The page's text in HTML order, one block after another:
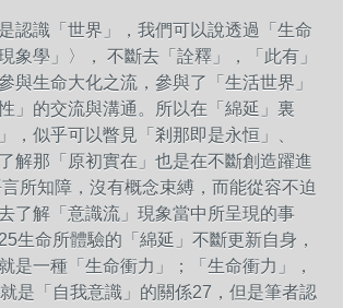
認識「世界」，我們可以說透過「生命
象學」〉， 不斷去「詮釋」，「此有」
與生命大化之流，參與了「生活世界」
」的交流與溝通。所以在「綿延」裏
，似乎可以瞥見「剎那即是永恒」、
解那「原初實在」也是在不斷創造躍進
所知障，沒有概念束縛，而能從容不迫
了解「意識流」現象當中所呈現的事
25生命所體驗的「綿延」不斷更新自身，
是一種「生命衝力」；「生命衝力」，
是「自我意識」的關係27 ，但是筆者認